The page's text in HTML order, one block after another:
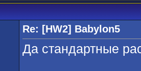
Re: [HW2] Babylon5
Да стандартные